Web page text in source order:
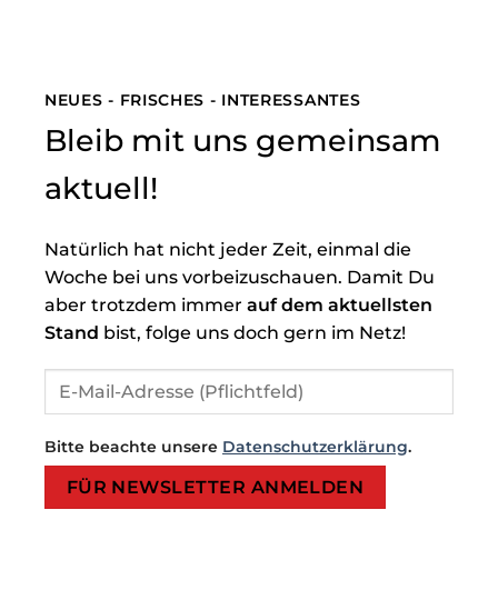
NEUES - FRISCHES - INTERESSANTES
Bleib mit uns gemeinsam
aktuell!
Natürlich hat nicht jeder Zeit, einmal die
Woche bei uns vorbeizuschauen. Damit Du
aber trotzdem immer auf dem aktuellsten
Stand bist, folge uns doch gern im Netz!
Bitte beachte unsere Datenschutzerklärung.
Bitte lasse dieses Feld leer.
Bitte lasse dieses Feld leer.